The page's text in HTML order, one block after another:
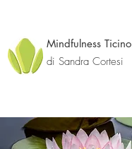
Mindfulness Ticino
di Sandra Cortesi